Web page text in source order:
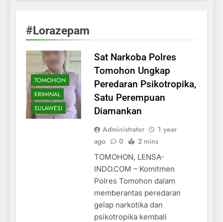
#Lorazepam
TOMOHON
KRIMINAL
SULAWESI
Sat Narkoba Polres
Tomohon Ungkap
Peredaran Psikotropika,
Satu Perempuan
Diamankan
Administrator
1 year
ago
0 2 mins
TOMOHON, LENSA-
INDO.COM – Komitmen
Polres Tomohon dalam
memberantas peredaran
gelap narkotika dan
psikotropika kembali